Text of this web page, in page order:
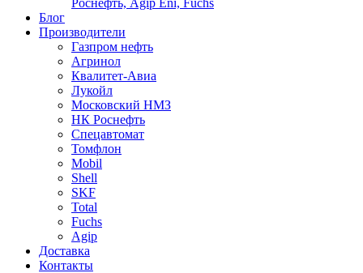
Роснефть, Agip Eni, Fuchs
Блог
Производители
Газпром нефть
Агринол
Квалитет-Авиа
Лукойл
Московский НМЗ
НК Роснефть
Спецавтомат
Томфлон
Mobil
Shell
SKF
Total
Fuchs
Agip
Доставка
Контакты